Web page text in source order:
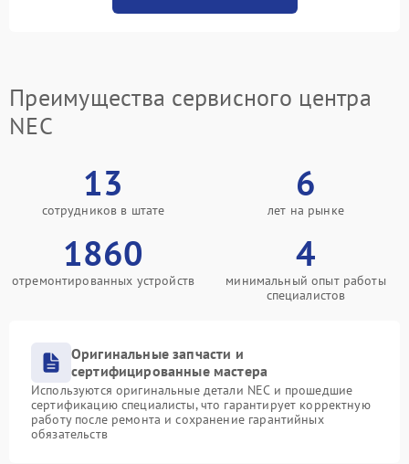
Преимущества сервисного центра
NEC
13
сотрудников в штате
6
лет на рынке
1860
отремонтированных устройств
4
минимальный опыт работы
специалистов
Оригинальные запчасти и
сертифицированные мастера
Используются оригинальные детали NEC и прошедшие
сертификацию специалисты, что гарантирует корректную
работу после ремонта и сохранение гарантийных
обязательств